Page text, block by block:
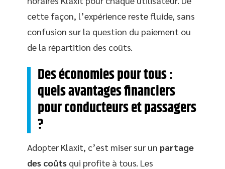
cette façon, l’expérience reste fluide, sans
confusion sur la question du paiement ou
de la répartition des coûts.
Des économies pour tous :
quels avantages financiers
pour conducteurs et passagers
?
Adopter Klaxit, c’est miser sur un partage
des coûts qui profite à tous. Les